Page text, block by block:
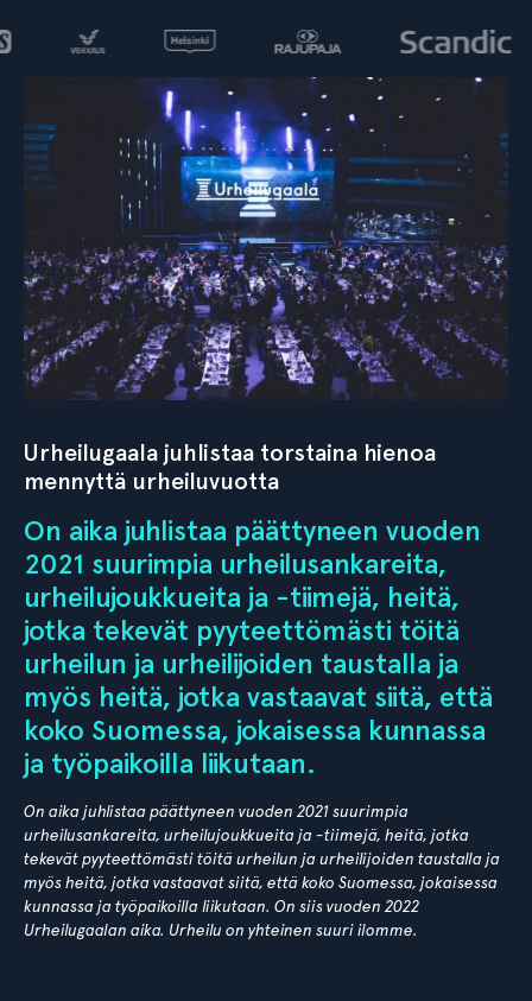
Urheilugaala juhlistaa torstaina hienoa
mennyttä urheiluvuotta
On aika juhlistaa päättyneen vuoden
2021 suurimpia urheilusankareita,
urheilujoukkueita ja -tiimejä, heitä,
jotka tekevät pyyteettömästi töitä
urheilun ja urheilijoiden taustalla ja
myös heitä, jotka vastaavat siitä, että
koko Suomessa, jokaisessa kunnassa
ja työpaikoilla liikutaan.
On aika juhlistaa päättyneen vuoden 2021 suurimpia
urheilusankareita, urheilujoukkueita ja -tiimejä, heitä, jotka
tekevät pyyteettömästi töitä urheilun ja urheilijoiden taustalla ja
myös heitä, jotka vastaavat siitä, että koko Suomessa, jokaisessa
kunnassa ja työpaikoilla liikutaan. On siis vuoden 2022
Urheilugaalan aika. Urheilu on yhteinen suuri ilomme.